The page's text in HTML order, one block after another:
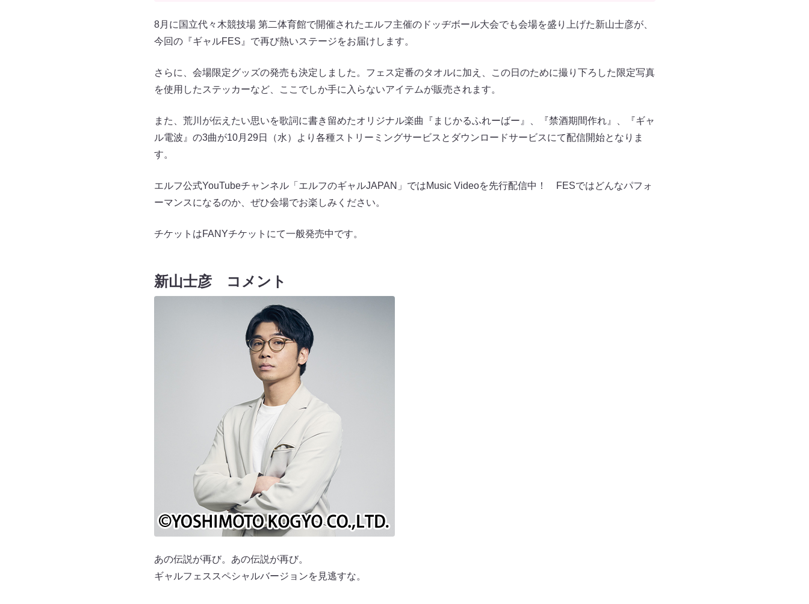
8月に国立代々木競技場 第二体育館で開催されたエルフ主催のドッヂボール大会でも会場を盛り上げた新山士彦が、
今回の『ギャルFES』で再び熱いステージをお届けします。
さらに、会場限定グッズの発売も決定しました。フェス定番のタオルに加え、この日のために撮り下ろした限定写真
を使用したステッカーなど、ここでしか手に入らないアイテムが販売されます。
また、荒川が伝えたい思いを歌詞に書き留めたオリジナル楽曲『まじかるふれーばー』、『禁酒期間作れ』、『ギャ
ル電波』の3曲が10月29日（水）より各種ストリーミングサービスとダウンロードサービスにて配信開始となりま
す。
エルフ公式YouTubeチャンネル「エルフのギャルJAPAN」ではMusic Videoを先行配信中！ FESではどんなパフォ
ーマンスになるのか、ぜひ会場でお楽しみください。
チケットはFANYチケットにて一般発売中です。
新山士彦 コメント
あの伝説が再び。あの伝説が再び。
ギャルフェススペシャルバージョンを見逃すな。